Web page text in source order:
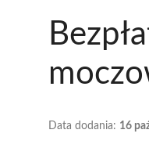
Data dodania: 16